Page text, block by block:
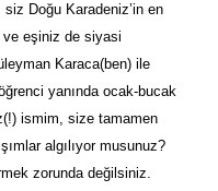
Doğu Karadeniz’in en
eşiniz de siyasi
Karaca(ben) ile
yanında ocak-bucak
ismim, size tamamen
algılıyor musunuz?
zorunda değilsiniz.